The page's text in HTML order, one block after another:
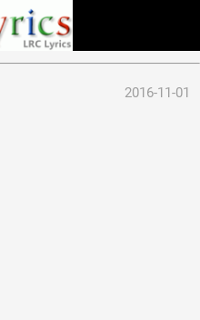
2016-11-01